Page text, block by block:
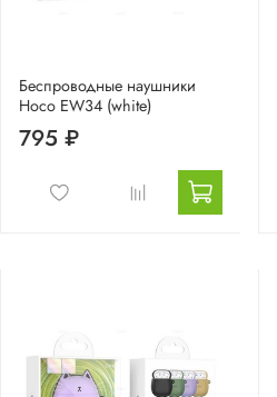
Беспроводные наушники
Hoco EW34 (white)
795 ₽